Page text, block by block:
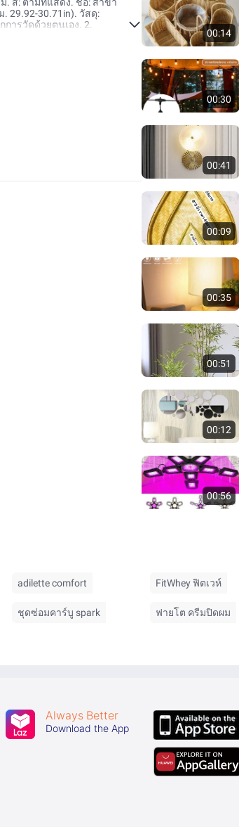
29.92-30.71in). วัสดุ:
ารวัดด้วยตนเอง. 2.
00:14
00:30
00:41
00:09
00:35
00:51
00:12
00:56
adilette comfort FitWhey ฟิตเวห์
ชุดซ่อมคาร์บู spark ฟายโต ครีมปิดผม
Always Better
Download the App